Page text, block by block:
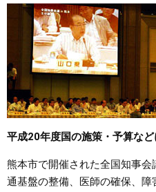
平成20年度国の施策・予算な
熊本市で開催された全国知事
通基盤の整備、医師の確保、